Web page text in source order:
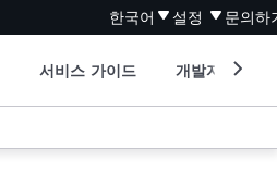
한국어 설정 문의하
서비스 가이드 개발자 도구